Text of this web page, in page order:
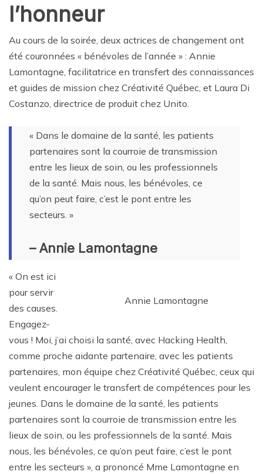
l’honneur
Au cours de la soirée, deux actrices de changement ont
été couronnées « bénévoles de l’année » : Annie
Lamontagne, facilitatrice en transfert des connaissances
et guides de mission chez Créativité Québec, et Laura Di
Costanzo, directrice de produit chez Unito.
« Dans le domaine de la santé, les patients
partenaires sont la courroie de transmission
entre les lieux de soin, ou les professionnels
de la santé. Mais nous, les bénévoles, ce
qu’on peut faire, c’est le pont entre les
secteurs. »
– Annie Lamontagne
Annie Lamontagne
« On est ici
pour servir
des causes.
Engagez-
vous ! Moi, j’ai choisi la santé, avec Hacking Health,
comme proche aidante partenaire, avec les patients
partenaires, mon équipe chez Créativité Québec, ceux qui
veulent encourager le transfert de compétences pour les
jeunes. Dans le domaine de la santé, les patients
partenaires sont la courroie de transmission entre les
lieux de soin, ou les professionnels de la santé. Mais
nous, les bénévoles, ce qu’on peut faire, c’est le pont
entre les secteurs », a prononcé Mme Lamontagne en